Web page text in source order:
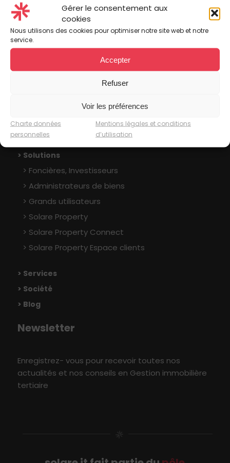
Gérer le consentement aux
cookies
Nous utilisons des cookies pour optimiser notre site web et notre
service.
Accepter
Refuser
Voir les préférences
Charte données
personnelles
Mentions légales et conditions
d’utilisation
l’industrie
, nos logiciels s’adaptent à vos besoin
En savoir plus >
Suivez-nous sur les réseaux sociaux
Plan du site
> Solutions
Foncières, Investisseurs
Administrateurs de biens
Grands utilisateurs
Solare Property
Solare Property Connect
Solare Property Espace clients
> Services
> Société
> Blog
Newsletter
Enregistrez- vous pour recevoir toutes nos
actualités et nos conseils en Gestion immobilière
tertiaire